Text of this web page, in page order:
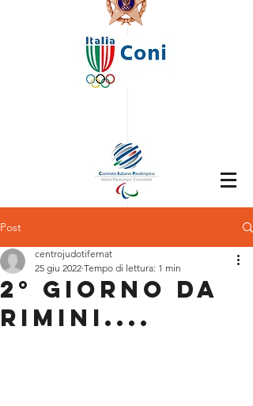
Post
2° GIORNO DA
RIMINI....
centrojudotifernat
25 giu 2022 Tempo di lettura: 1 min